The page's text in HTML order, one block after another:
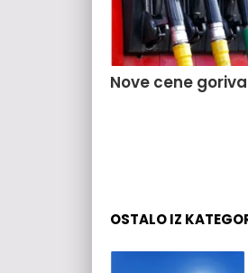
Nove cene goriva
OSTALO IZ